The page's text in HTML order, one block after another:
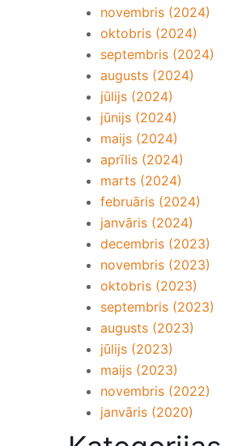
novembris (2024)
oktobris (2024)
septembris (2024)
augusts (2024)
jūlijs (2024)
jūnijs (2024)
maijs (2024)
aprīlis (2024)
marts (2024)
februāris (2024)
janvāris (2024)
decembris (2023)
novembris (2023)
oktobris (2023)
septembris (2023)
augusts (2023)
jūlijs (2023)
maijs (2023)
novembris (2022)
janvāris (2020)